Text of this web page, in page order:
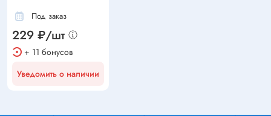
Под заказ
229 ₽/шт
+ 11 бонусов
Уведомить о наличии